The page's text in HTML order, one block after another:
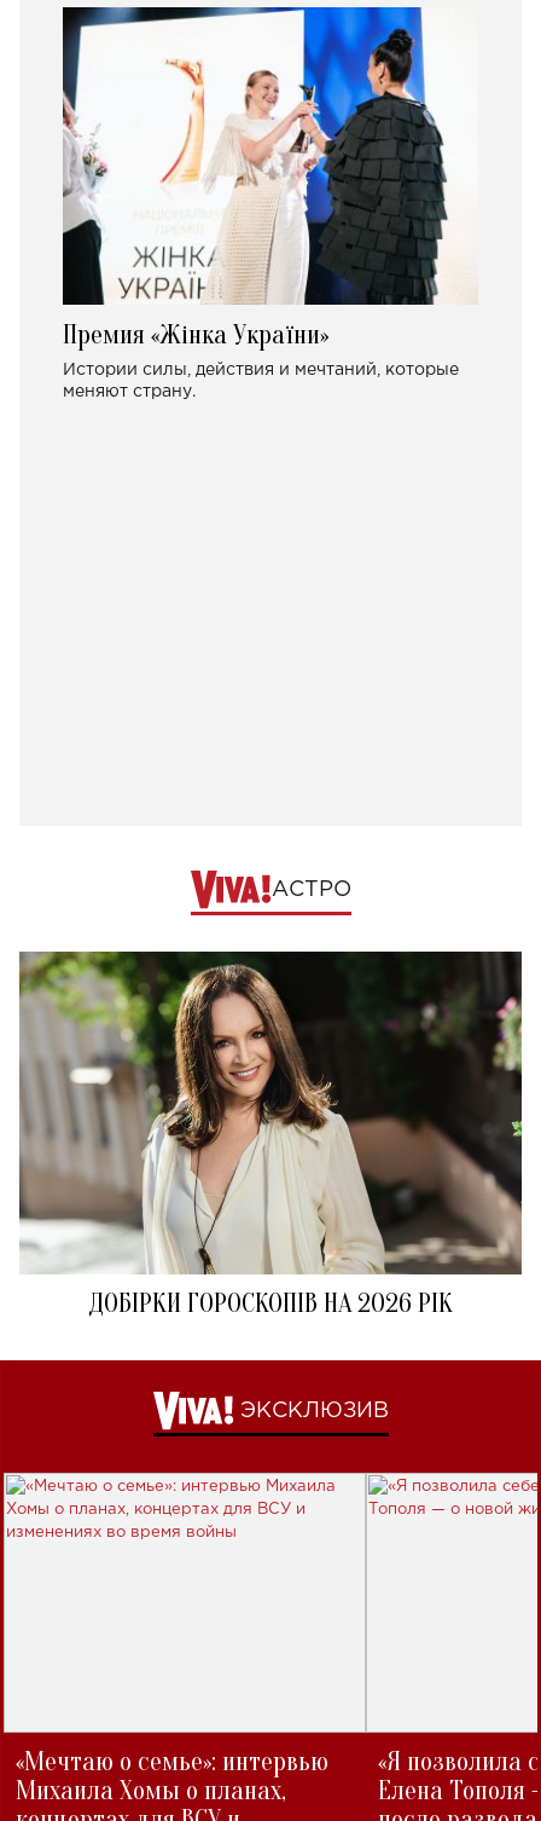
Премия «Жінка України»
Истории силы, действия и мечтаний, которые
меняют страну.
АСТРО
ДОБІРКИ ГОРОСКОПІВ НА 2026 РІК
ЭКСКЛЮЗИВ
«Мечтаю о семье»: интервью
Михаила Хомы о планах,
«Я позволила
Елена Тополя